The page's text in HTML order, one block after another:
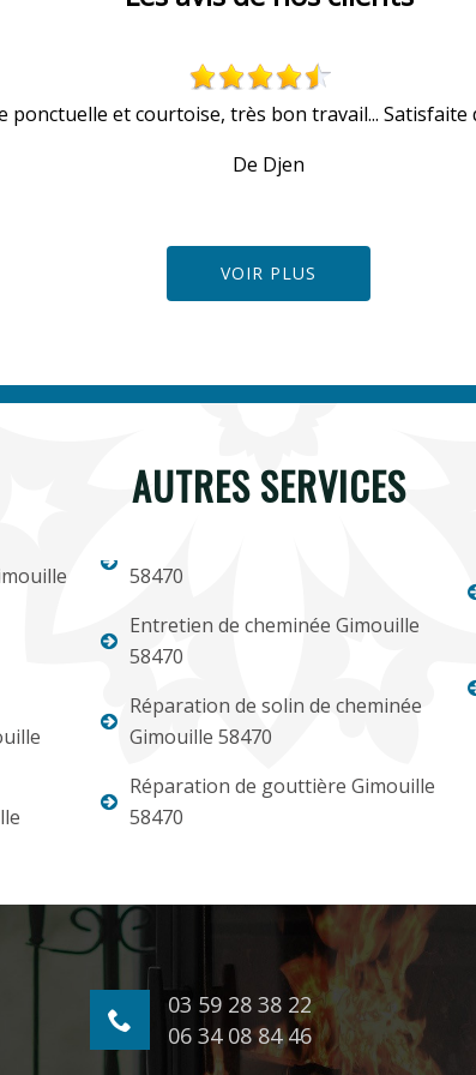
ponctuelle et courtoise, très bon travail... Satisfaite
De Djen
VOIR PLUS
AUTRES SERVICES
58470
Entretien de cheminée Gimouille
58470
Réparation de solin de cheminée
Gimouille 58470
Réparation de gouttière Gimouille
58470
03 59 28 38 22
06 34 08 84 46